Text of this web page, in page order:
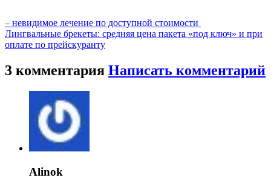
– невидимое лечение по доступной стоимости
Лингвальные брекеты: средняя цена пакета «под ключ» и при
оплате по прейскуранту
3 комментария Написать комментарий
Alinok